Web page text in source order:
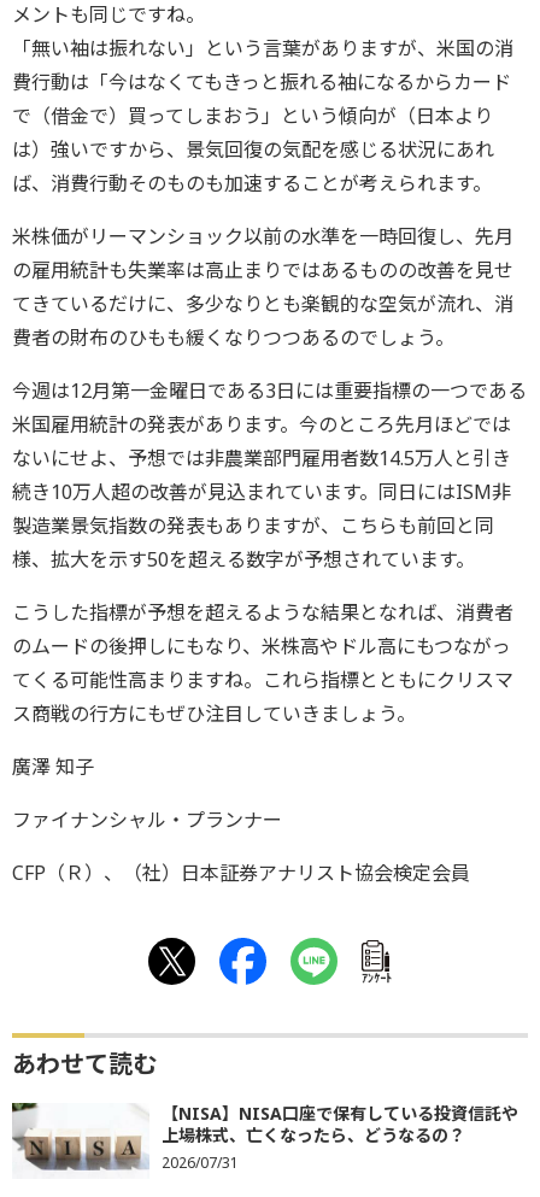
メントも同じですね。
「無い袖は振れない」という言葉がありますが、米国の消
費行動は「今はなくてもきっと振れる袖になるからカード
で（借金で）買ってしまおう」という傾向が（日本より
は）強いですから、景気回復の気配を感じる状況にあれ
ば、消費行動そのものも加速することが考えられます。
米株価がリーマンショック以前の水準を一時回復し、先月
の雇用統計も失業率は高止まりではあるものの改善を見せ
てきているだけに、多少なりとも楽観的な空気が流れ、消
費者の財布のひもも緩くなりつつあるのでしょう。
今週は12月第一金曜日である3日には重要指標の一つである
米国雇用統計の発表があります。今のところ先月ほどでは
ないにせよ、予想では非農業部門雇用者数14.5万人と引き
続き10万人超の改善が見込まれています。同日にはISM非
製造業景気指数の発表もありますが、こちらも前回と同
様、拡大を示す50を超える数字が予想されています。
こうした指標が予想を超えるような結果となれば、消費者
のムードの後押しにもなり、米株高やドル高にもつながっ
てくる可能性高まりますね。これら指標とともにクリスマ
ス商戦の行方にもぜひ注目していきましょう。
廣澤 知子
ファイナンシャル・プランナー
CFP（Ｒ）、（社）日本証券アナリスト協会検定会員
ｱﾝｹｰﾄ
あわせて読む
【NISA】NISA口座で保有している投資信託や
上場株式、亡くなったら、どうなるの？
2026/07/31